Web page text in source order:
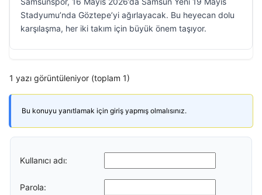
Stadyumu’nda Göztepe’yi ağırlayacak. Bu heyecan dolu
karşılaşma, her iki takım için büyük önem taşıyor.
1 yazı görüntüleniyor (toplam 1)
Bu konuyu yanıtlamak için giriş yapmış olmalısınız.
Kullanıcı adı:
Parola: